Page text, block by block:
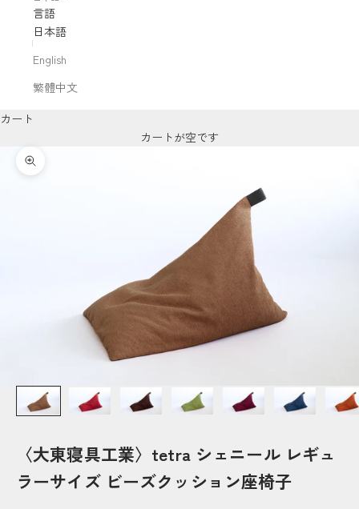
言語
日本語
English
繁體中文
カート
カートが空です
ズームイン
〈大東寝具工業〉tetra シェニール レギュ
ラーサイズ ビーズクッション座椅子